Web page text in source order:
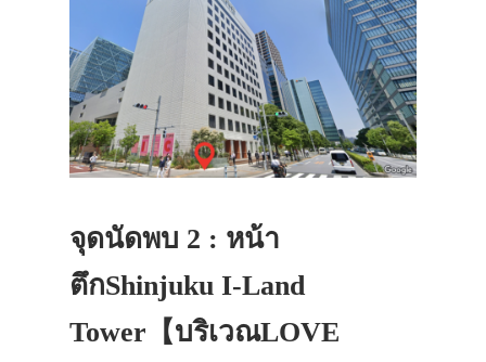
จุดนัดพบ 2 : หน้า
ตึกShinjuku I-Land
Tower【บริเวณLOVE